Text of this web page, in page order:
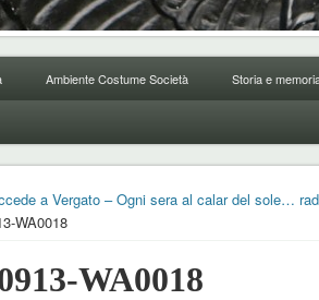
Ambiente Costume Società Storia e
a Vergato – Ogni sera al calar del sole…
WA0018
WA0018